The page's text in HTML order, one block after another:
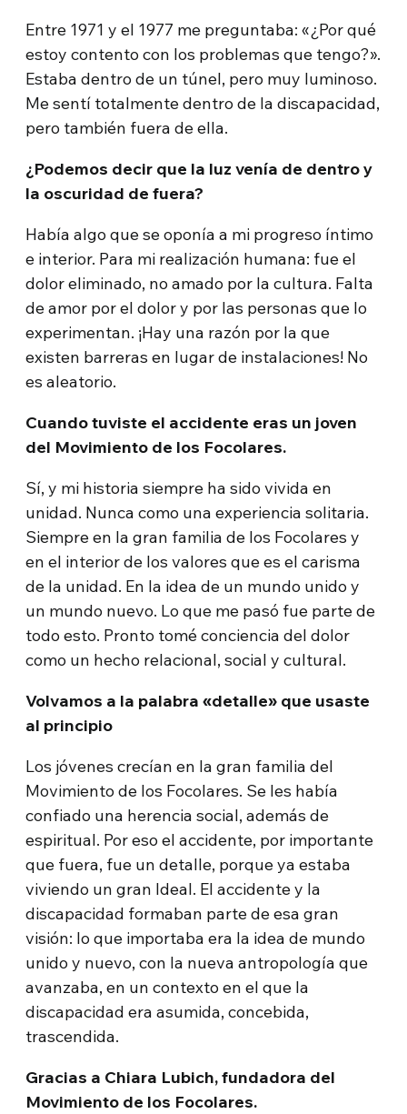
Entre 1971 y el 1977 me preguntaba: «¿Por qué
estoy contento con los problemas que tengo?».
Estaba dentro de un túnel, pero muy luminoso.
Me sentí totalmente dentro de la discapacidad,
pero también fuera de ella.
¿Podemos decir que la luz venía de dentro y
la oscuridad de fuera?
Había algo que se oponía a mi progreso íntimo
e interior. Para mi realización humana: fue el
dolor eliminado, no amado por la cultura. Falta
de amor por el dolor y por las personas que lo
experimentan. ¡Hay una razón por la que
existen barreras en lugar de instalaciones! No
es aleatorio.
Cuando tuviste el accidente eras un joven
del Movimiento de los Focolares.
Sí, y mi historia siempre ha sido vivida en
unidad. Nunca como una experiencia solitaria.
Siempre en la gran familia de los Focolares y
en el interior de los valores que es el carisma
de la unidad. En la idea de un mundo unido y
un mundo nuevo. Lo que me pasó fue parte de
todo esto. Pronto tomé conciencia del dolor
como un hecho relacional, social y cultural.
Volvamos a la palabra «detalle» que usaste
al principio
Los jóvenes crecían en la gran familia del
Movimiento de los Focolares. Se les había
confiado una herencia social, además de
espiritual. Por eso el accidente, por importante
que fuera, fue un detalle, porque ya estaba
viviendo un gran Ideal. El accidente y la
discapacidad formaban parte de esa gran
visión: lo que importaba era la idea de mundo
unido y nuevo, con la nueva antropología que
avanzaba, en un contexto en el que la
discapacidad era asumida, concebida,
trascendida.
Gracias a Chiara Lubich, fundadora del
Movimiento de los Focolares.